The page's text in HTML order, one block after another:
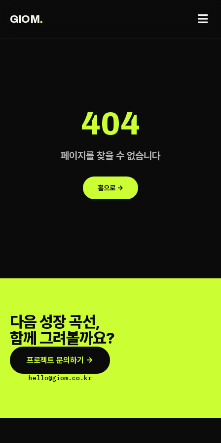
GIOM. ☰
404
페이지를 찾을 수 없습니다
홈으로 →
다음 성장 곡선,
함께 그려볼까요?
프로젝트 문의하기 →
hello@giom.co.kr